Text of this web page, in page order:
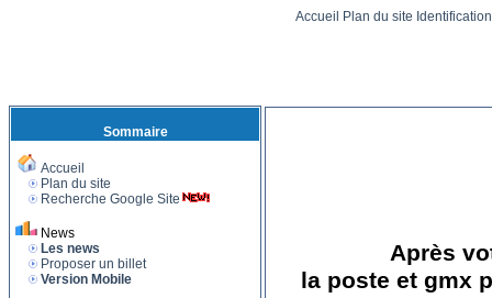
Accueil Plan du site
Sommaire
Accueil
Plan du site
Recherche Google Site
News
Les news
Proposer un billet
Version Mobile
Après
la poste et gmx